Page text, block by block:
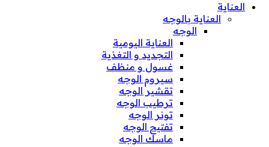
العناية
العناية بالوجه
الوجه
العناية اليومية
التجديد و التغذية
غسول و منظف
سيروم الوجه
تقشير الوجه
ترطيب الوجه
تونر الوجه
تفتيح الوجه
ماسك الوجه